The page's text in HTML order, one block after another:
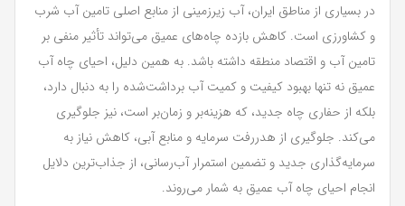
در بسیاری از مناطق ایران، آب زیرزمینی از منابع اصلی تامین آب شرب
و کشاورزی است. کاهش بازده چاه‌های عمیق می‌تواند تأثیر منفی بر
تامین آب و اقتصاد منطقه داشته باشد. به همین دلیل، احیای چاه آب
عمیق نه تنها بهبود کیفیت و کمیت آب برداشت‌شده را به دنبال دارد،
بلکه از حفاری چاه جدید، که هزینه‌بر و زمان‌بر است، نیز جلوگیری
می‌کند. جلوگیری از هدررفت سرمایه و منابع آبی، کاهش نیاز به
سرمایه‌گذاری جدید و تضمین استمرار آب‌رسانی، از جذاب‌ترین دلایل
انجام احیای چاه آب عمیق به شمار می‌روند.